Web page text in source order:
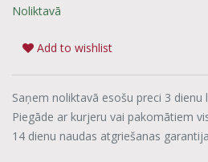
Noliktavā
Add to wishlist
Saņem noliktavā esošu preci 3 dienu
Piegāde ar kurjeru vai pakomātiem
14 dienu naudas atgriešanas garantija